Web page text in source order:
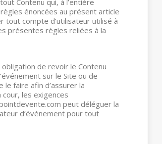
Contenu qui, à l’entière
énoncées au présent article
tout compte d’utilisateur utilisé à
présentes règles reliées à la
de revoir le Contenu
sur le Site ou de
faire afin d’assurer la
les exigences
peut déléguer la
d’événement pour tout